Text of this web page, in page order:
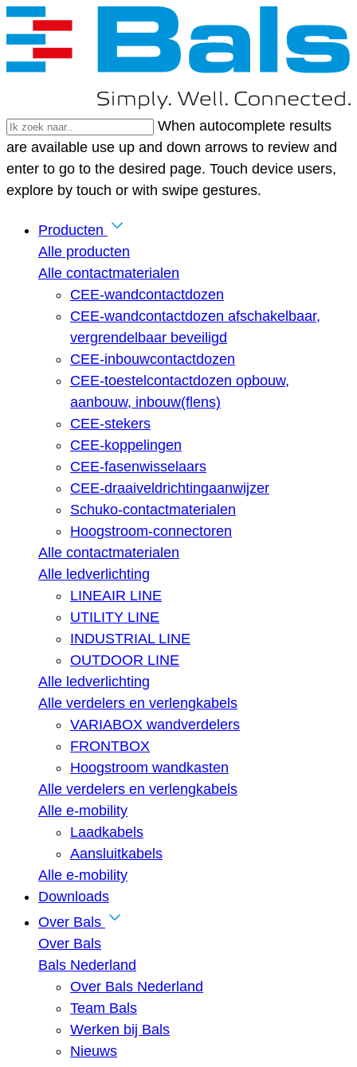
When autocomplete results
are available use up and down arrows to review and
enter to go to the desired page. Touch device users,
explore by touch or with swipe gestures.
Producten
Alle producten
Alle contactmaterialen
CEE-wandcontactdozen
CEE-wandcontactdozen afschakelbaar,
vergrendelbaar beveiligd
CEE-inbouwcontactdozen
CEE-toestelcontactdozen opbouw,
aanbouw, inbouw(flens)
CEE-stekers
CEE-koppelingen
CEE-fasenwisselaars
CEE-draaiveldrichtingaanwijzer
Schuko-contactmaterialen
Hoogstroom-connectoren
Alle contactmaterialen
Alle ledverlichting
LINEAIR LINE
UTILITY LINE
INDUSTRIAL LINE
OUTDOOR LINE
Alle ledverlichting
Alle verdelers en verlengkabels
VARIABOX wandverdelers
FRONTBOX
Hoogstroom wandkasten
Alle verdelers en verlengkabels
Alle e-mobility
Laadkabels
Aansluitkabels
Alle e-mobility
Downloads
Over Bals
Over Bals
Bals Nederland
Over Bals Nederland
Team Bals
Werken bij Bals
Nieuws